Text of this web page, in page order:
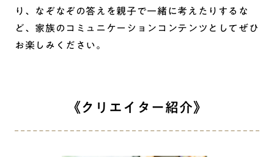
り、なぞなぞの答えを親子で一緒に考えたりするな
ど、家族のコミュニケーションコンテンツとしてぜひ
お楽しみください。
《クリエイター紹介》